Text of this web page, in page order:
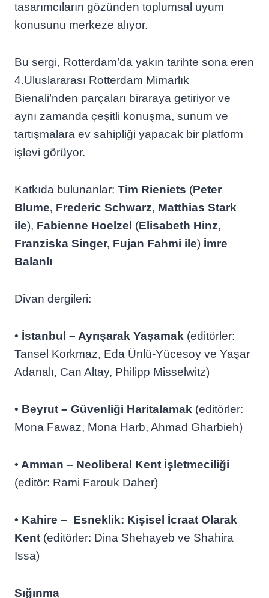
tasarımcıların gözünden toplumsal uyum
konusunu merkeze alıyor.
Bu sergi, Rotterdam’da yakın tarihte sona eren
4.Uluslararası Rotterdam Mimarlık
Bienali’nden parçaları biraraya getiriyor ve
aynı zamanda çeşitli konuşma, sunum ve
tartışmalara ev sahipliği yapacak bir platform
işlevi görüyor.
Katkıda bulunanlar: Tim Rieniets (Peter
Blume, Frederic Schwarz, Matthias Stark
ile), Fabienne Hoelzel (Elisabeth Hinz,
Franziska Singer, Fujan Fahmi ile) İmre
Balanlı
Divan dergileri:
• İstanbul – Ayrışarak Yaşamak (editörler:
Tansel Korkmaz, Eda Ünlü-Yücesoy ve Yaşar
Adanalı, Can Altay, Philipp Misselwitz)
• Beyrut – Güvenliği Haritalamak (editörler:
Mona Fawaz, Mona Harb, Ahmad Gharbieh)
• Amman – Neoliberal Kent İşletmeciliği
(editör: Rami Farouk Daher)
• Kahire – Esneklik: Kişisel İcraat Olarak
Kent (editörler: Dina Shehayeb ve Shahira
Issa)
Sığınma